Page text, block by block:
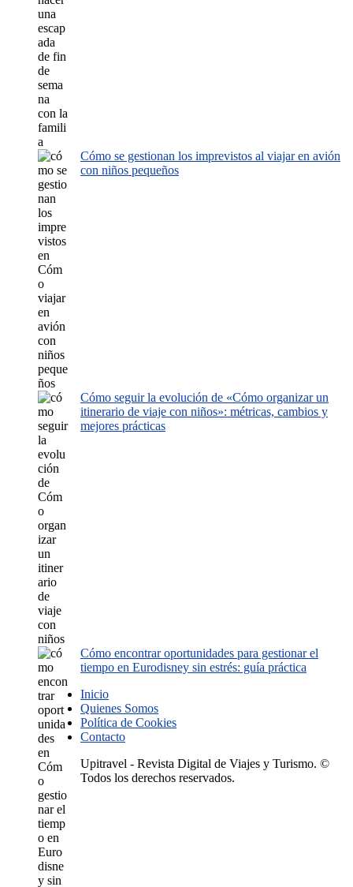
Cómo se gestionan los imprevistos al viajar en avión
con niños pequeños
Cómo seguir la evolución de «Cómo organizar un
itinerario de viaje con niños»: métricas, cambios y
mejores prácticas
Cómo encontrar oportunidades para gestionar el
tiempo en Eurodisney sin estrés: guía práctica
Inicio
Quienes Somos
Política de Cookies
Contacto
Upitravel - Revista Digital de Viajes y Turismo. ©
Todos los derechos reservados.